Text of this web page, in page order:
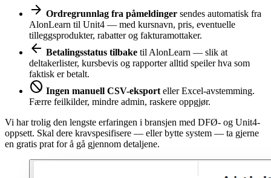
arrow_forward Ordregrunnlag fra påmeldinger sendes automatisk fra
AlonLearn til Unit4 — med kursnavn, pris, eventuelle
tilleggsprodukter, rabatter og fakturamottaker.
arrow_back Betalingsstatus tilbake til AlonLearn — slik at
deltakerlister, kursbevis og rapporter alltid speiler hva som
faktisk er betalt.
block Ingen manuell CSV-eksport eller Excel-avstemming.
Færre feilkilder, mindre admin, raskere oppgjør.
Vi har trolig den lengste erfaringen i bransjen med DFØ- og Unit4-
oppsett. Skal dere kravspesifisere — eller bytte system — ta gjerne
en gratis prat for å gå gjennom detaljene.